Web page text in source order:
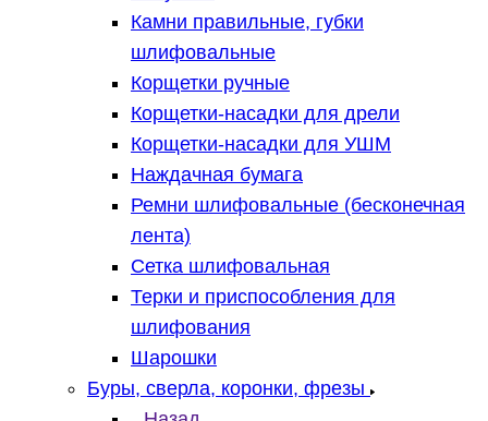
Камни правильные, губки
шлифовальные
Корщетки ручные
Корщетки-насадки для дрели
Корщетки-насадки для УШМ
Наждачная бумага
Ремни шлифовальные (бесконечная
лента)
Сетка шлифовальная
Терки и приспособления для
шлифования
Шарошки
Буры, сверла, коронки, фрезы